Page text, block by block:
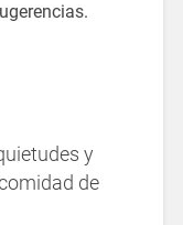
y
de